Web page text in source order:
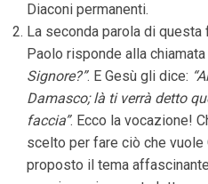
Diaconi permanenti.
La seconda parola di questa
Paolo risponde alla chiamata
Signore?”. E Gesù gli dice:
Damasco; là ti verrà detto
faccia”. Ecco la vocazione!
scelto per fare ciò che vuole
proposto il tema